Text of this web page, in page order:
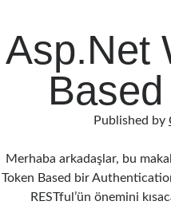
Asp.Net
Published by
Merhaba arkadaşlar, bu
Token Based bir
RESTful’ün önemini